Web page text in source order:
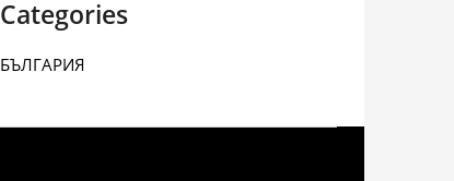
Categories
БЪЛГАРИЯ